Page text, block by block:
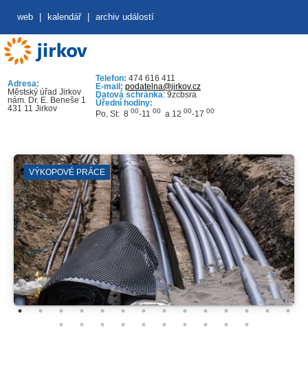
web kalendář archiv událostí
Adresa:
Městský úřad Jirkov
nám. Dr. E. Beneše 1
431 11 Jirkov
Telefon: 474 616 411
E-mail: podatelna@jirkov.cz
Datová schránka: 9zcbsra
Úřední hodiny:
Po, St: 8 00-11 00 a 12 00-17 00
VÝKOPOVÉ PRÁCE